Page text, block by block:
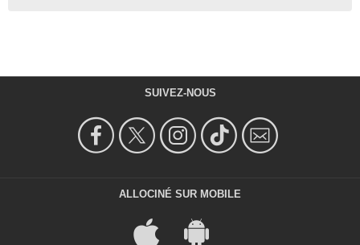
SUIVEZ-NOUS
ALLOCINÉ SUR MOBILE